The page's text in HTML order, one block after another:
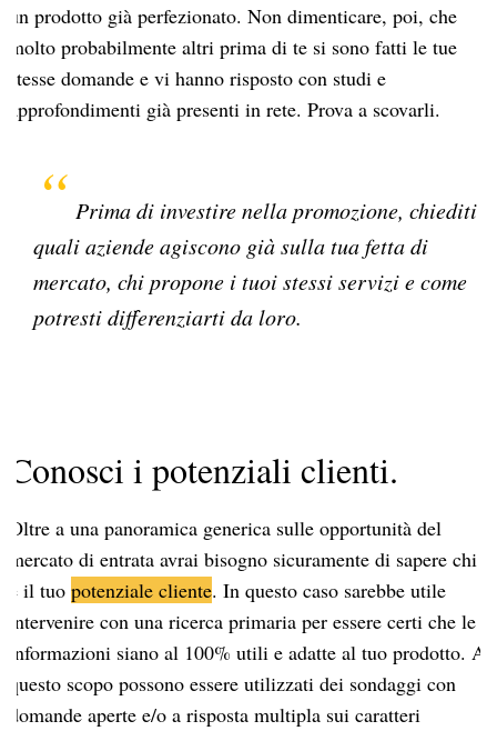
un prodotto già perfezionato. Non dimenticare, poi, che
molto probabilmente altri prima di te si sono fatti le tue
stesse domande e vi hanno risposto con studi e
approfondimenti già presenti in rete. Prova a scovarli.
Prima di investire nella promozione, chiediti
quali aziende agiscono già sulla tua fetta di
mercato, chi propone i tuoi stessi servizi e come
potresti differenziarti da loro.
Conosci i potenziali clienti.
Oltre a una panoramica generica sulle opportunità del
mercato di entrata avrai bisogno sicuramente di sapere chi
è il tuopotenziale cliente. In questo caso sarebbe utile
intervenire con una ricerca primaria per essere certi che le
informazioni siano al 100% utili e adatte al tuo prodotto. A
questo scopo possono essere utilizzati dei sondaggi con
domande aperte e/o a risposta multipla sui caratteri